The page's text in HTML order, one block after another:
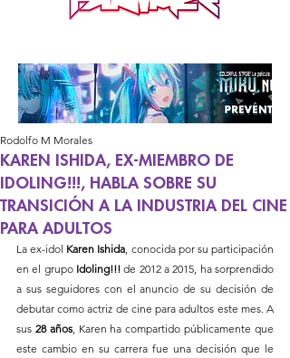
KAREN ISHIDA, EX-MIEMBRO DE
IDOLING!!!, HABLA SOBRE SU
TRANSICIÓN A LA INDUSTRIA DEL CINE
PARA ADULTOS
Rodolfo M Morales
La ex-idol Karen Ishida , conocida por su participación
en el grupo Idoling!!! de 2012 a 2015, ha sorprendido
a sus seguidores con el anuncio de su decisión de
debutar como actriz de cine para adultos este mes. A
sus 28 años, Karen ha compartido públicamente que
este cambio en su carrera fue una decisión que le